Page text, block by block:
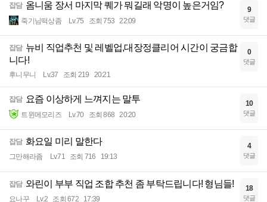
잡담 옴니움 장서 마지막 퀘가 뭐길래 악명이 높은거임?
죽기님떡상좀 Lv.75 조회 753 22:09
9
댓글
잡담 뉴비 직업추천 및 레벨업,대장정클리어 시간이 궁금합
니다!
후니무니 Lv.37 조회 219 20:21
0
댓글
잡담 요즘 이상하게 느껴지는 말투
트윈메모리즈 Lv.70 조회 868 20:20
10
댓글
잡담 화요일 미리 말한다
그만해라좀 Lv.71 조회 716 19:13
4
댓글
잡담 와린이 부부 직업 조합 추천 좀 부탁드립니다! 형님들!
요나꾸 Lv.2 조회 672 17:39
18
댓글